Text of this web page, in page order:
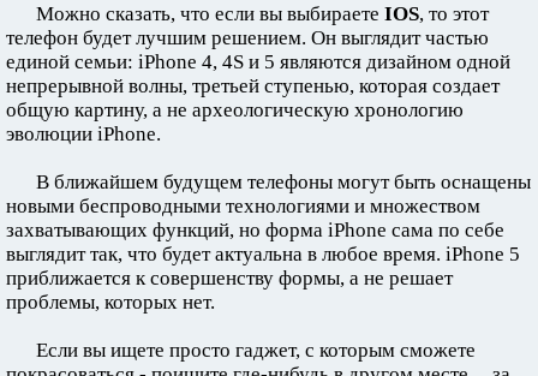
Можно сказать, что если вы выбираете IOS, то этот
телефон будет лучшим решением. Он выглядит частью
единой семьи: iPhone 4, 4S и 5 являются дизайном одной
непрерывной волны, третьей ступенью, которая создает
общую картину, а не археологическую хронологию
эволюции iPhone.
В ближайшем будущем телефоны могут быть оснащены
новыми беспроводными технологиями и множеством
захватывающих функций, но форма iPhone сама по себе
выглядит так, что будет актуальна в любое время. iPhone 5
приближается к совершенству формы, а не решает
проблемы, которых нет.
Если вы ищете просто гаджет, с которым сможете